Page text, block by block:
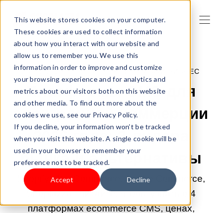
This website stores cookies on your computer.
These cookies are used to collect information
about how you interact with our website and
allow us to remember you. We use this
information in order to improve and customize
your browsing experience and for analytics and
metrics about our visitors both on this website
and other media. To find out more about the
cookies we use, see our Privacy Policy.
If you decline, your information won’t be tracked
when you visit this website. A single cookie will be
used in your browser to remember your
preference not to be tracked.
Accept Decline
29.01.2026 0:00:00 |НАЧНИТЕ СВОЙ БИЗНЕС
Платформы CMS для
электронной коммерции
2026 года: 3 лидера
рынка и альтернативы
Shopify, WooCommerce, Adobe Commerce,
Shoplazza - читайте, чтобы узнать о 4
платформах ecommerce CMS, ценах,